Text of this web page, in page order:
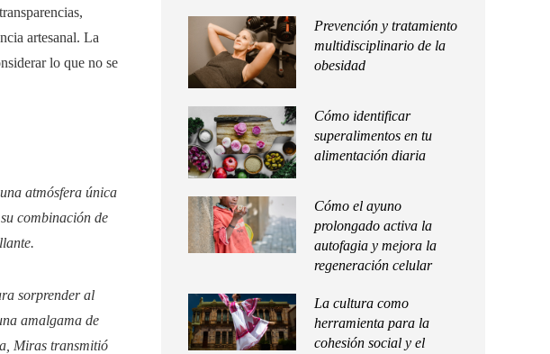
artesanal. La
lo que no se
atmósfera única
combinación de
sorprender al
amalgama de
Miras transmitió
Prevención y tratamiento
multidisciplinario de la
obesidad
Cómo identificar
superalimentos en tu
alimentación diaria
Cómo el ayuno
prolongado activa la
autofagia y mejora la
regeneración celular
La cultura como
herramienta para la
cohesión social y el